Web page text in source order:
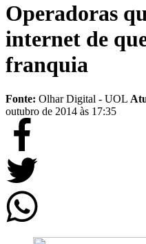
Operadoras
internet de
franquia
Fonte: Olhar Digital - UOL
outubro de 2014 às 17:35